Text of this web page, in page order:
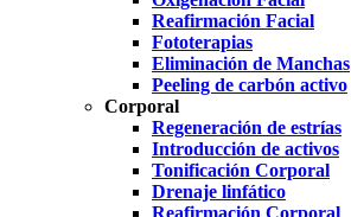
Reafirmación Facial
Fototerapias
Eliminación de Manchas
Peeling de carbón activo
Corporal
Regeneración de estrías
Introducción de activos
Tonificación Corporal
Drenaje linfático
Reafirmación Corporal